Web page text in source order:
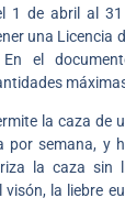
1 de abril al
una Licencia
En el
la caza de
por semana, y
la caza sin
la liebre